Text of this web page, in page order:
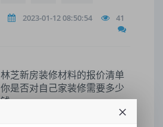
2023-01-12 08:50:54 41
林芝新房装修材料的报价清单
你是否对自己家装修需要多少
钱
厨房五金：含各种拉篮、碗栏、置物